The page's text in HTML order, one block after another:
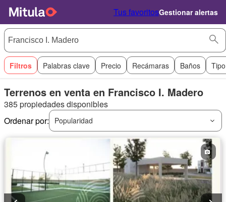
Tus favoritosGestionar alertas
Filtros Palabras clave Precio Recámaras Baños
Terrenos en venta en Francisco I. Madero
385 propiedades disponibles
Ordenar por:
Popularidad